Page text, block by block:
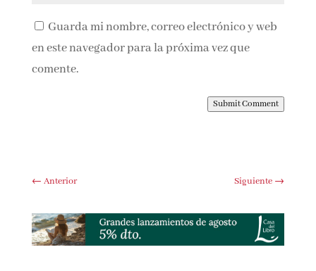
Guarda mi nombre, correo electrónico y web
en este navegador para la próxima vez que
comente.
Submit Comment
← Anterior Siguiente →